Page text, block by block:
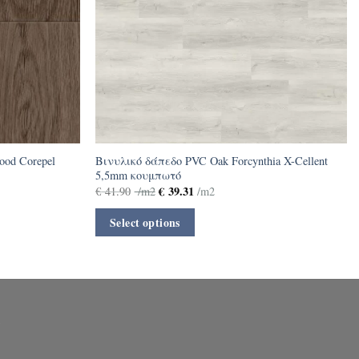
Corepel
Βινυλικό δάπεδο PVC Oak Forcynthia X-Cellent
5,5mm κουμπωτό
€41.90 /m2 €39.31 /m2
Select options